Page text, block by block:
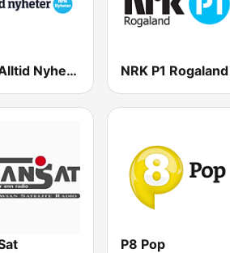
NRK Alltid Nyheter NRK P1 Rogaland
P8 Pop